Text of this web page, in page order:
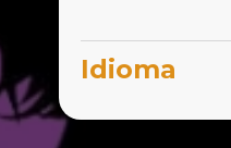
Idioma